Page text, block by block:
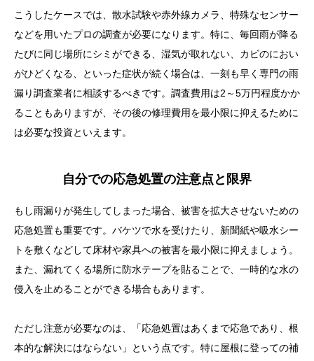
こうしたケースでは、散水試験や赤外線カメラ、特殊なセンサー
などを用いたプロの調査が必要になります。特に、毎回雨が降る
たびに同じ場所にシミができる、湿気が取れない、カビのにおい
がひどくなる、といった症状が続く場合は、一刻も早く専門の雨
漏り調査業者に相談するべきです。調査費用は2～5万円程度かか
ることもありますが、その後の修理費用を最小限に抑えるために
は必要な投資といえます。
自分での応急処置の注意点と限界
もし雨漏りが発生してしまった場合、被害を拡大させないための
応急処置も重要です。バケツで水を受けたり、新聞紙や吸水シー
トを敷くなどして床材や家具への被害を最小限に抑えましょう。
また、漏れてくる場所に防水テープを貼ることで、一時的な水の
侵入を止めることができる場合もあります。
ただし注意が必要なのは、「応急処置はあくまで応急であり、根
本的な解決にはならない」という点です。特に屋根に登っての補